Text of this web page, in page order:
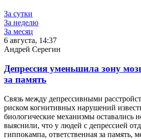
За сутки
За неделю
За месяц
6 августа, 14:37
Андрей Серегин
Депрессия уменьшила зону
за память
Связь между депрессивными
риском когнитивных нарушений
биологические механизмы оставались
выяснили, что у людей с депрессией
гиппокампа, ответственная за память,